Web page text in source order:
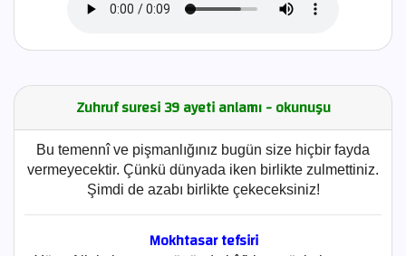
Zuhruf suresi 39 ayeti anlamı - okunuşu
Bu temennî ve pişmanlığınız bugün size hiçbir fayda
vermeyecektir. Çünkü dünyada iken birlikte zulmettiniz.
Şimdi de azabı birlikte çekeceksiniz!
Mokhtasar tefsiri